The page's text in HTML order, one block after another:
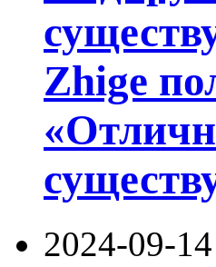
Zhige
2024-09-14